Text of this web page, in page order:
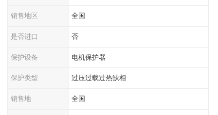
销售地区 全国
是否进口 否
保护设备 电机保护器
保护类型 过压过载过热缺相
销售地 全国